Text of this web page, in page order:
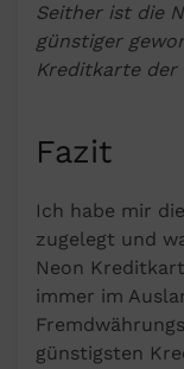
Seither ist die
günstiger
Kreditkarte der
Fazit
Ich habe mir
zugelegt und
Neon
immer im
günstigsten